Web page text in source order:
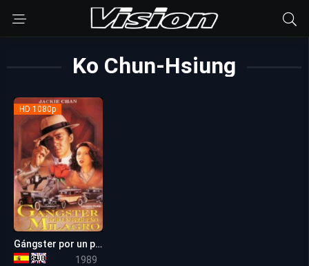
Ko Chun-Hsiung
6.9
HD 1080p
Gángster por un pequeño milagro
1989